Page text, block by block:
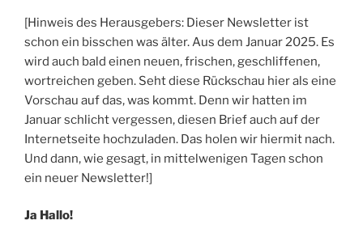
[Hinweis des Herausgebers: Dieser Newsletter ist
schon ein bisschen was älter. Aus dem Januar 2025. Es
wird auch bald einen neuen, frischen, geschliffenen,
wortreichen geben. Seht diese Rückschau hier als eine
Vorschau auf das, was kommt. Denn wir hatten im
Januar schlicht vergessen, diesen Brief auch auf der
Internetseite hochzuladen. Das holen wir hiermit nach.
Und dann, wie gesagt, in mittelwenigen Tagen schon
ein neuer Newsletter!]
Ja Hallo!